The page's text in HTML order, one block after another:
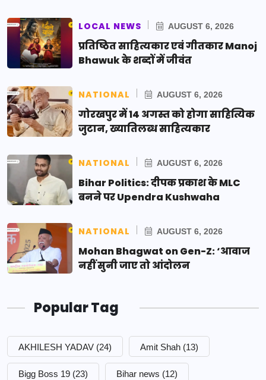
LOCAL NEWS AUGUST 6, 2026
प्रतिष्ठित साहित्यकार एवं गीतकार Manoj
Bhawuk के शब्दों में जीवंत
NATIONAL AUGUST 6, 2026
गोरखपुर में 14 अगस्त को होगा साहित्यिक
जुटान, ख्यातिलब्ध साहित्यकार
NATIONAL AUGUST 6, 2026
Bihar Politics: दीपक प्रकाश के MLC
बनने पर Upendra Kushwaha
NATIONAL AUGUST 6, 2026
Mohan Bhagwat on Gen-Z: ‘आवाज
नहीं सुनी जाए तो आंदोलन
Popular Tag
AKHILESH YADAV (24) Amit Shah (13)
Bigg Boss 19 (23) Bihar news (12)